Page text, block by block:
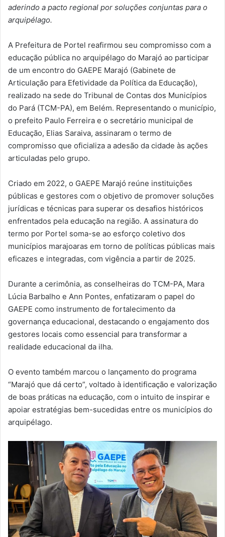
aderindo a pacto regional por soluções conjuntas para o
arquipélago.
A Prefeitura de Portel reafirmou seu compromisso com a
educação pública no arquipélago do Marajó ao participar
de um encontro do GAEPE Marajó (Gabinete de
Articulação para Efetividade da Política da Educação),
realizado na sede do Tribunal de Contas dos Municípios
do Pará (TCM-PA), em Belém. Representando o município,
o prefeito Paulo Ferreira e o secretário municipal de
Educação, Elias Saraiva, assinaram o termo de
compromisso que oficializa a adesão da cidade às ações
articuladas pelo grupo.
Criado em 2022, o GAEPE Marajó reúne instituições
públicas e gestores com o objetivo de promover soluções
jurídicas e técnicas para superar os desafios históricos
enfrentados pela educação na região. A assinatura do
termo por Portel soma-se ao esforço coletivo dos
municípios marajoaras em torno de políticas públicas mais
eficazes e integradas, com vigência a partir de 2025.
Durante a cerimônia, as conselheiras do TCM-PA, Mara
Lúcia Barbalho e Ann Pontes, enfatizaram o papel do
GAEPE como instrumento de fortalecimento da
governança educacional, destacando o engajamento dos
gestores locais como essencial para transformar a
realidade educacional da ilha.
O evento também marcou o lançamento do programa
“Marajó que dá certo”, voltado à identificação e valorização
de boas práticas na educação, com o intuito de inspirar e
apoiar estratégias bem-sucedidas entre os municípios do
arquipélago.